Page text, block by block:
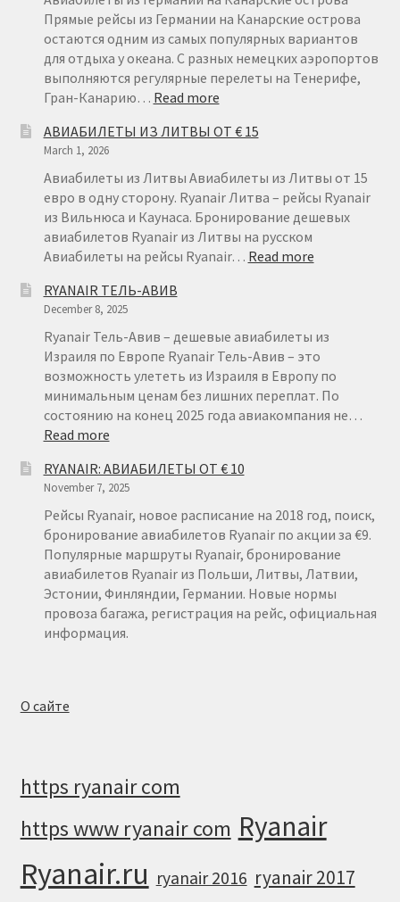
Прямые рейсы из Германии на Канарские острова
остаются одним из самых популярных вариантов
для отдыха у океана. С разных немецких аэропортов
выполняются регулярные перелеты на Тенерифе,
Гран-Канарию… Read more:
ИЗ
НА
КАНАРСКИЕ
ОСТРОВА
АВИАБИЛЕТЫ ИЗ ЛИТВЫ ОТ € 15
March 1, 2026
Авиабилеты из Литвы Авиабилеты из Литвы от 15
евро в одну сторону. Ryanair Литва – рейсы Ryanair
из Вильнюса и Каунаса. Бронирование дешевых
авиабилетов Ryanair из Литвы на русском
Авиабилеты на рейсы Ryanair… Read more:
ОТ
€
15
RYANAIR ТЕЛЬ-АВИВ
December 8, 2025
Ryanair Тель-Авив – дешевые авиабилеты из
Израиля по Европе Ryanair Тель-Авив – это
возможность улететь из Израиля в Европу по
минимальным ценам без лишних переплат. По
состоянию на конец 2025 года авиакомпания не…
Read more:
ТЕЛЬ-
АВИВ
RYANAIR: АВИАБИЛЕТЫ ОТ € 10
November 7, 2025
Рейсы Ryanair, новое расписание на 2018 год, поиск,
бронирование авиабилетов Ryanair по акции за €9.
Популярные маршруты Ryanair, бронирование
авиабилетов Ryanair из Польши, Литвы, Латвии,
Эстонии, Финляндии, Германии. Новые нормы
провоза багажа, регистрация на рейс, официальная
информация.
О сайте
https ryanair com
https www ryanair com Ryanair
Ryanair.ru ryanair 2016 ryanair 2017